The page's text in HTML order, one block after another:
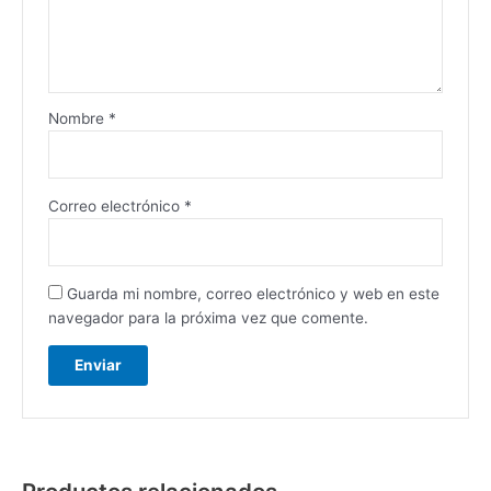
Nombre *
Correo electrónico *
Guarda mi nombre, correo electrónico y web en este
navegador para la próxima vez que comente.